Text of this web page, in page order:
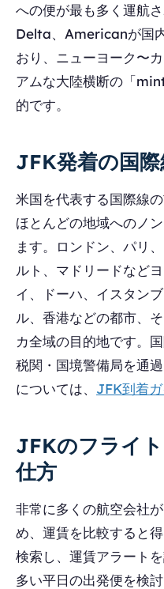
への便が最も多く運航
Delta、Americanが国
おり、ニューヨーク〜
アムな大陸横断の「
的です。
JFK発着の国際
米国を代表する国際線
ほとんどの地域へのノ
ます。ロンドン、パリ
ルト、マドリードなど
イ、ドーハ、イスタン
ル、香港などの都市、
カ全域の目的地です。
税関・国境警備局を通
については、 JFK到着
JFKのフライ
仕方
非常に多くの航空会社
め、運賃を比較すると
検索し、運賃アラート
多い平日の出発便を検